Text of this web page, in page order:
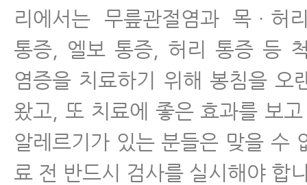
리에서는 무릎관절염과 목ㆍ허
통증, 엘보 통증, 허리 통증 등
염증을 치료하기 위해 봉침을 오
왔고, 또 치료에 좋은 효과를 보
알레르기가 있는 분들은 맞을 수
료 전 반드시 검사를 실시해야 합